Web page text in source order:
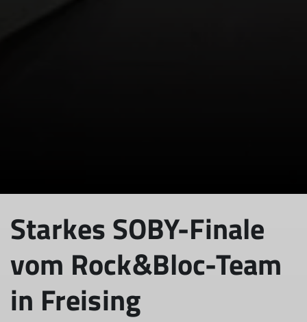
Starkes SOBY-Finale
vom Rock&Bloc-Team
in Freising